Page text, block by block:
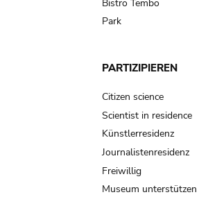
Bistro Tembo
Park
PARTIZIPIEREN
Citizen science
Scientist in residence
Künstlerresidenz
Journalistenresidenz
Freiwillig
Museum unterstützen